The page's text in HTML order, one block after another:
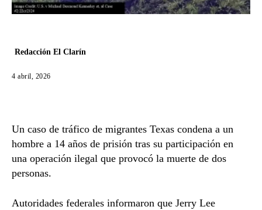
Redacción El Clarín
4 abril, 2026
Un caso de tráfico de migrantes Texas condena a un
hombre a 14 años de prisión tras su participación en
una operación ilegal que provocó la muerte de dos
personas.
Autoridades federales informaron que Jerry Lee